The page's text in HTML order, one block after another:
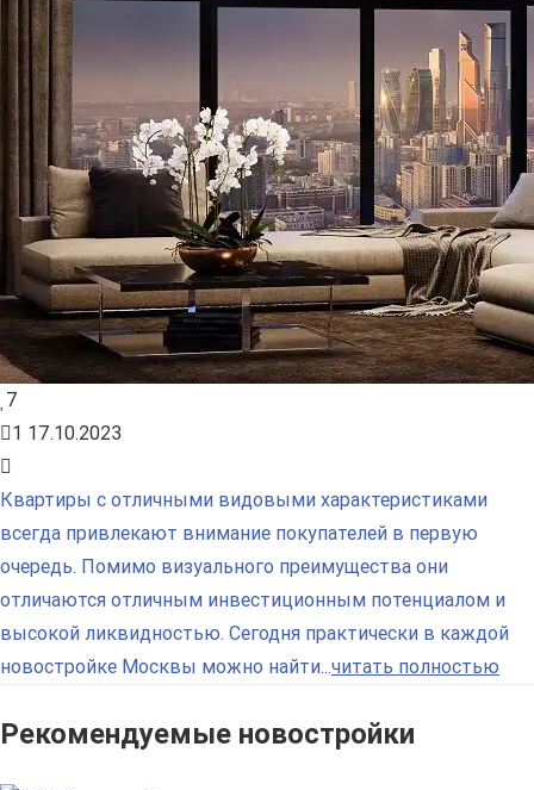
7
1 17.10.2023
Квартиры с отличными видовыми характеристиками
всегда привлекают внимание покупателей в первую
очередь. Помимо визуального преимущества они
отличаются отличным инвестиционным потенциалом и
высокой ликвидностью. Сегодня практически в каждой
новостройке Москвы можно найти...читать полностью
Рекомендуемые новостройки